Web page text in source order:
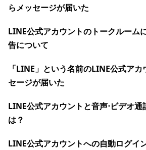
らメッセージが届いた
LINE公式アカウントのトークルーム
告について
「LINE」という名前のLINE公式アカ
セージが届いた
LINE公式アカウントと音声⋅ビデオ通
は？
LINE公式アカウントへの自動ログイ